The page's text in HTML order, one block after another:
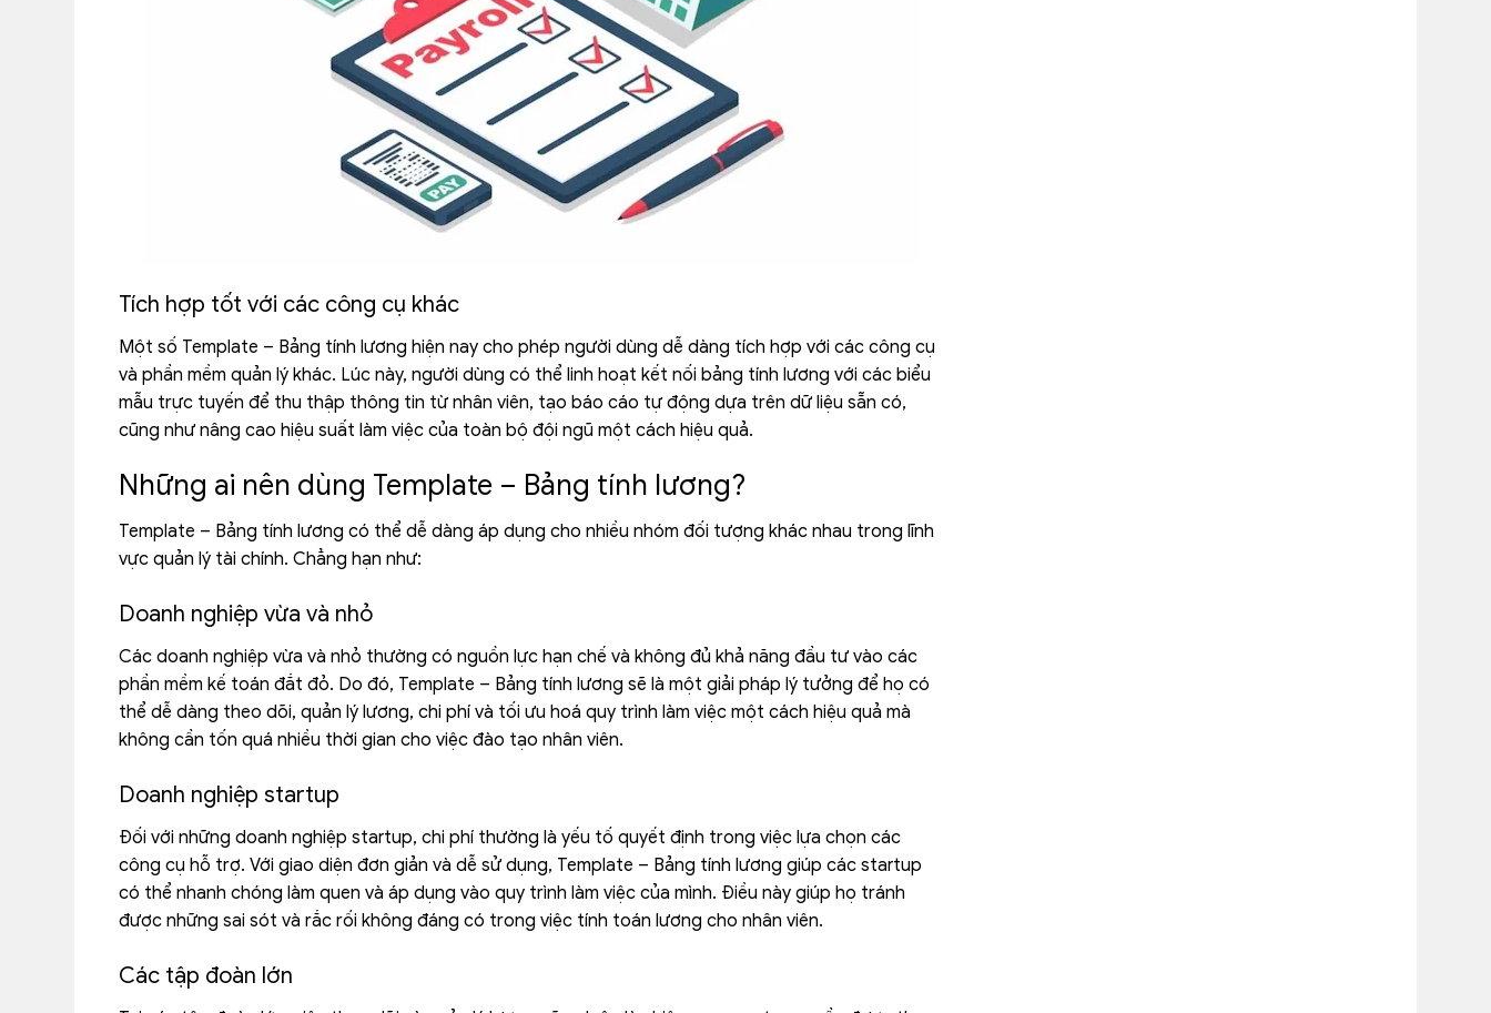
Tích hợp tốt với các công cụ khác
Một số Template – Bảng tính lương hiện nay cho phép người dùng dễ dàng tích hợp với các công cụ
và phần mềm quản lý khác. Lúc này, người dùng có thể linh hoạt kết nối bảng tính lương với các biểu
mẫu trực tuyến để thu thập thông tin từ nhân viên, tạo báo cáo tự động dựa trên dữ liệu sẵn có,
cũng như nâng cao hiệu suất làm việc của toàn bộ đội ngũ một cách hiệu quả.
Những ai nên dùng Template – Bảng tính lương?
Template – Bảng tính lương có thể dễ dàng áp dụng cho nhiều nhóm đối tượng khác nhau trong lĩnh
vực quản lý tài chính. Chẳng hạn như:
Doanh nghiệp vừa và nhỏ
Các doanh nghiệp vừa và nhỏ thường có nguồn lực hạn chế và không đủ khả năng đầu tư vào các
phần mềm kế toán đắt đỏ. Do đó, Template – Bảng tính lương sẽ là một giải pháp lý tưởng để họ có
thể dễ dàng theo dõi, quản lý lương, chi phí và tối ưu hoá quy trình làm việc một cách hiệu quả mà
không cần tốn quá nhiều thời gian cho việc đào tạo nhân viên.
Doanh nghiệp startup
Đối với những doanh nghiệp startup, chi phí thường là yếu tố quyết định trong việc lựa chọn các
công cụ hỗ trợ. Với giao diện đơn giản và dễ sử dụng, Template – Bảng tính lương giúp các startup
có thể nhanh chóng làm quen và áp dụng vào quy trình làm việc của mình. Điều này giúp họ tránh
được những sai sót và rắc rối không đáng có trong việc tính toán lương cho nhân viên.
Các tập đoàn lớn